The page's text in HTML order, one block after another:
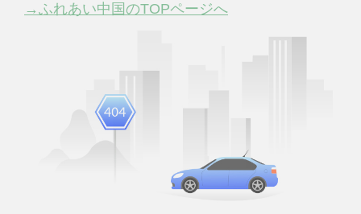
→ふれあい中国のTOPページへ